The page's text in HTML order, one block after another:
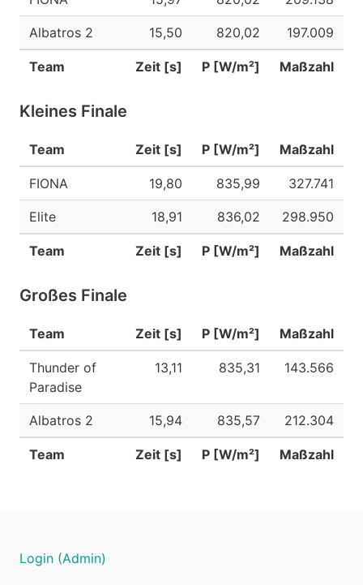
Team Zeit [s] P [W/m²] Maßzahl
Albatros 2 15,50 820,02 197.009
Kleines Finale
Team Zeit [s] P [W/m²] Maßzahl
Team Zeit [s] P [W/m²] Maßzahl
FIONA 19,80 835,99 327.741
Elite 18,91 836,02 298.950
Großes Finale
Team Zeit [s] P [W/m²] Maßzahl
Team Zeit [s] P [W/m²] Maßzahl
Thunder of
Paradise
13,11 835,31 143.566
Albatros 2 15,94 835,57 212.304
Login (Admin)